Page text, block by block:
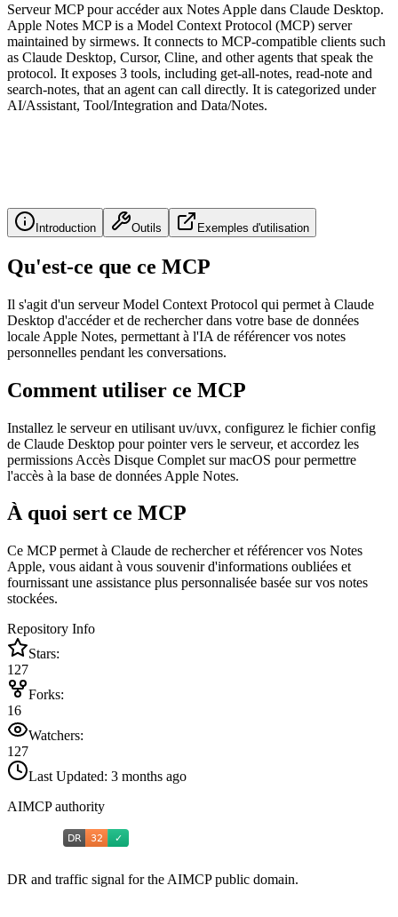
Serveur MCP pour accéder aux Notes Apple dans Claude Desktop.
Apple Notes MCP is a Model Context Protocol (MCP) server
maintained by sirmews. It connects to MCP-compatible clients such
as Claude Desktop, Cursor, Cline, and other agents that speak the
protocol. It exposes 3 tools, including get-all-notes, read-note and
search-notes, that an agent can call directly. It is categorized under
AI/Assistant, Tool/Integration and Data/Notes.
Introduction Outils Exemples d'utilisation
Qu'est-ce que ce MCP
Il s'agit d'un serveur Model Context Protocol qui permet à Claude
Desktop d'accéder et de rechercher dans votre base de données
locale Apple Notes, permettant à l'IA de référencer vos notes
personnelles pendant les conversations.
Comment utiliser ce MCP
Installez le serveur en utilisant uv/uvx, configurez le fichier config
de Claude Desktop pour pointer vers le serveur, et accordez les
permissions Accès Disque Complet sur macOS pour permettre
l'accès à la base de données Apple Notes.
À quoi sert ce MCP
Ce MCP permet à Claude de rechercher et référencer vos Notes
Apple, vous aidant à vous souvenir d'informations oubliées et
fournissant une assistance plus personnalisée basée sur vos notes
stockées.
Repository Info
Stars:
127
Forks:
16
Watchers:
127
Last Updated: 3 months ago
AIMCP authority
DR and traffic signal for the AIMCP public domain.